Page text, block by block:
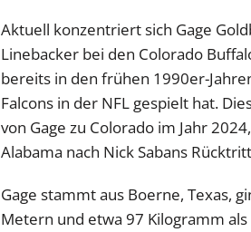
Aktuell konzentriert sich Gage
Linebacker bei den Colorado
bereits in den frühen 1990er-
Falcons in der NFL gespielt hat.
von Gage zu Colorado im Jahr
Alabama nach Nick Sabans
Gage stammt aus Boerne, Texas,
Metern und etwa 97 Kilogramm